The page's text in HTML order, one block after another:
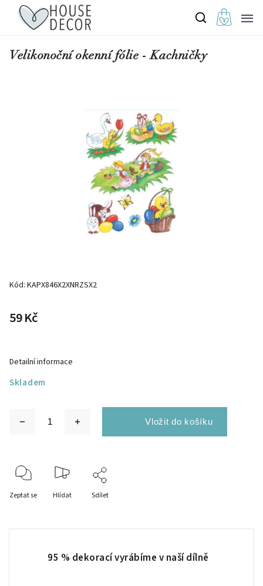
Velikonoční okenní fólie - Kachničky
Kód: KAPX846X2XNRZSX2
59 Kč
Skladem
Detailní informace
Zeptat se Hlídat Sdílet
95 % dekorací vyrábíme v naší dílně